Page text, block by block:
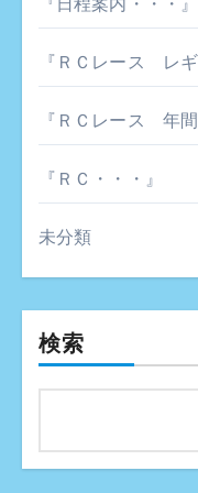
『ＲＣレース レ
『ＲＣレース 年
『ＲＣ・・・』
未分類
検索